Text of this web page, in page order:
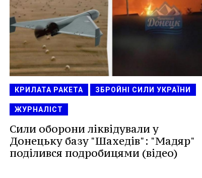
КРИЛАТА РАКЕТА ЗБРОЙНІ СИЛИ УКРАЇНИ
ЖУРНАЛІСТ
Сили оборони ліквідували у
Донецьку базу "Шахедів": "Мадяр"
поділився подробицями (відео)